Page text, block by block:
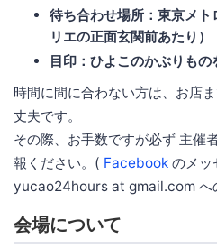
待ち合わせ場所：東京メ
リエの正面玄関前あたり）
目印：ひよこのかぶりもの
時間に間に合わない方は、お店
丈夫です。
その際、お手数ですが必ず 主
報ください。( Facebook のメッ
yucao24hours at gmail.com へ
会場について